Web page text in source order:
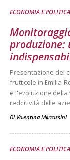
ECONOMIA E POLITICA
produzione:
Presentazione dei
frutticole in Emilia-
e l'evoluzione
redditività delle
Di Valentina Marrassini
ECONOMIA E POLITICA